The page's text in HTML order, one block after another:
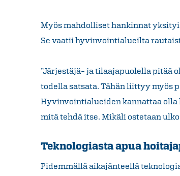
Myös mahdolliset hankinnat
Se vaatii hyvinvointialueilta
”Järjestäjä- ja tilaajapuolella pitää
todella satsata. Tähän liittyy myös
Hyvinvointialueiden kannattaa olla
mitä tehdä itse. Mikäli ostetaan
Teknologiasta apua
Pidemmällä aikajänteellä